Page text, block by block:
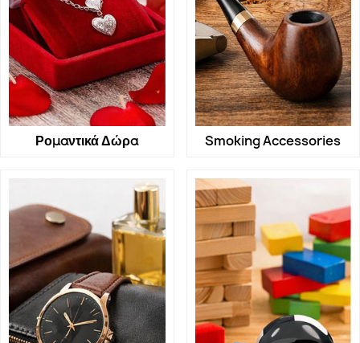
Ρομαντικά Δώρα Smoking Accessories